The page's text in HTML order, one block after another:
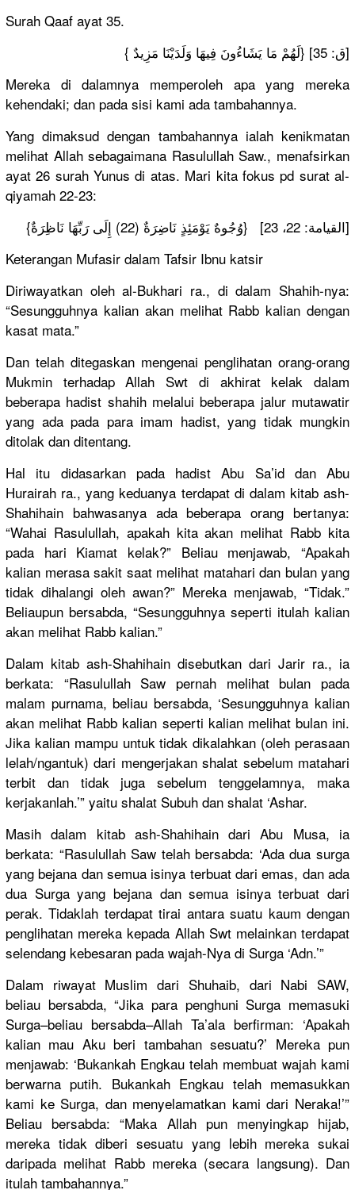
Surah Qaaf ayat 35.
{ لَهُمْ مَا يَشَاءُونَ فِيهَا وَلَدَيْنَا مَزِيدٌ} [ق: 35]
Mereka di dalamnya memperoleh apa yang mereka
kehendaki; dan pada sisi kami ada tambahannya.
Yang dimaksud dengan tambahannya ialah kenikmatan
melihat Allah sebagaimana Rasulullah Saw., menafsirkan
ayat 26 surah Yunus di atas. Mari kita fokus pd surat al-
qiyamah 22-23:
{وُجُوهٌ يَوْمَئِذٍ نَاضِرَةٌ (22) إِلَى رَبِّهَا نَاظِرَةٌ} [القيامة: 22، 23]
Keterangan Mufasir dalam Tafsir Ibnu katsir
Diriwayatkan oleh al-Bukhari ra., di dalam Shahih-nya:
“Sesungguhnya kalian akan melihat Rabb kalian dengan
kasat mata.”
Dan telah ditegaskan mengenai penglihatan orang-orang
Mukmin terhadap Allah Swt di akhirat kelak dalam
beberapa hadist shahih melalui beberapa jalur mutawatir
yang ada pada para imam hadist, yang tidak mungkin
ditolak dan ditentang.
Hal itu didasarkan pada hadist Abu Sa’id dan Abu
Hurairah ra., yang keduanya terdapat di dalam kitab ash-
Shahihain bahwasanya ada beberapa orang bertanya:
“Wahai Rasulullah, apakah kita akan melihat Rabb kita
pada hari Kiamat kelak?” Beliau menjawab, “Apakah
kalian merasa sakit saat melihat matahari dan bulan yang
tidak dihalangi oleh awan?” Mereka menjawab, “Tidak.”
Beliaupun bersabda, “Sesungguhnya seperti itulah kalian
akan melihat Rabb kalian.”
Dalam kitab ash-Shahihain disebutkan dari Jarir ra., ia
berkata: “Rasulullah Saw pernah melihat bulan pada
malam purnama, beliau bersabda, ‘Sesungguhnya kalian
akan melihat Rabb kalian seperti kalian melihat bulan ini.
Jika kalian mampu untuk tidak dikalahkan (oleh perasaan
lelah/ngantuk) dari mengerjakan shalat sebelum matahari
terbit dan tidak juga sebelum tenggelamnya, maka
kerjakanlah.’” yaitu shalat Subuh dan shalat ‘Ashar.
Masih dalam kitab ash-Shahihain dari Abu Musa, ia
berkata: “Rasulullah Saw telah bersabda: ‘Ada dua surga
yang bejana dan semua isinya terbuat dari emas, dan ada
dua Surga yang bejana dan semua isinya terbuat dari
perak. Tidaklah terdapat tirai antara suatu kaum dengan
penglihatan mereka kepada Allah Swt melainkan terdapat
selendang kebesaran pada wajah-Nya di Surga ‘Adn.’”
Dalam riwayat Muslim dari Shuhaib, dari Nabi SAW,
beliau bersabda, “Jika para penghuni Surga memasuki
Surga–beliau bersabda–Allah Ta’ala berfirman: ‘Apakah
kalian mau Aku beri tambahan sesuatu?’ Mereka pun
menjawab: ‘Bukankah Engkau telah membuat wajah kami
berwarna putih. Bukankah Engkau telah memasukkan
kami ke Surga, dan menyelamatkan kami dari Neraka!’”
Beliau bersabda: “Maka Allah pun menyingkap hijab,
mereka tidak diberi sesuatu yang lebih mereka sukai
daripada melihat Rabb mereka (secara langsung). Dan
itulah tambahannya.”